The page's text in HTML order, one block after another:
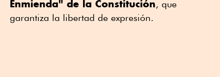
Enmienda" de la Constitución, que
garantiza la libertad de expresión.